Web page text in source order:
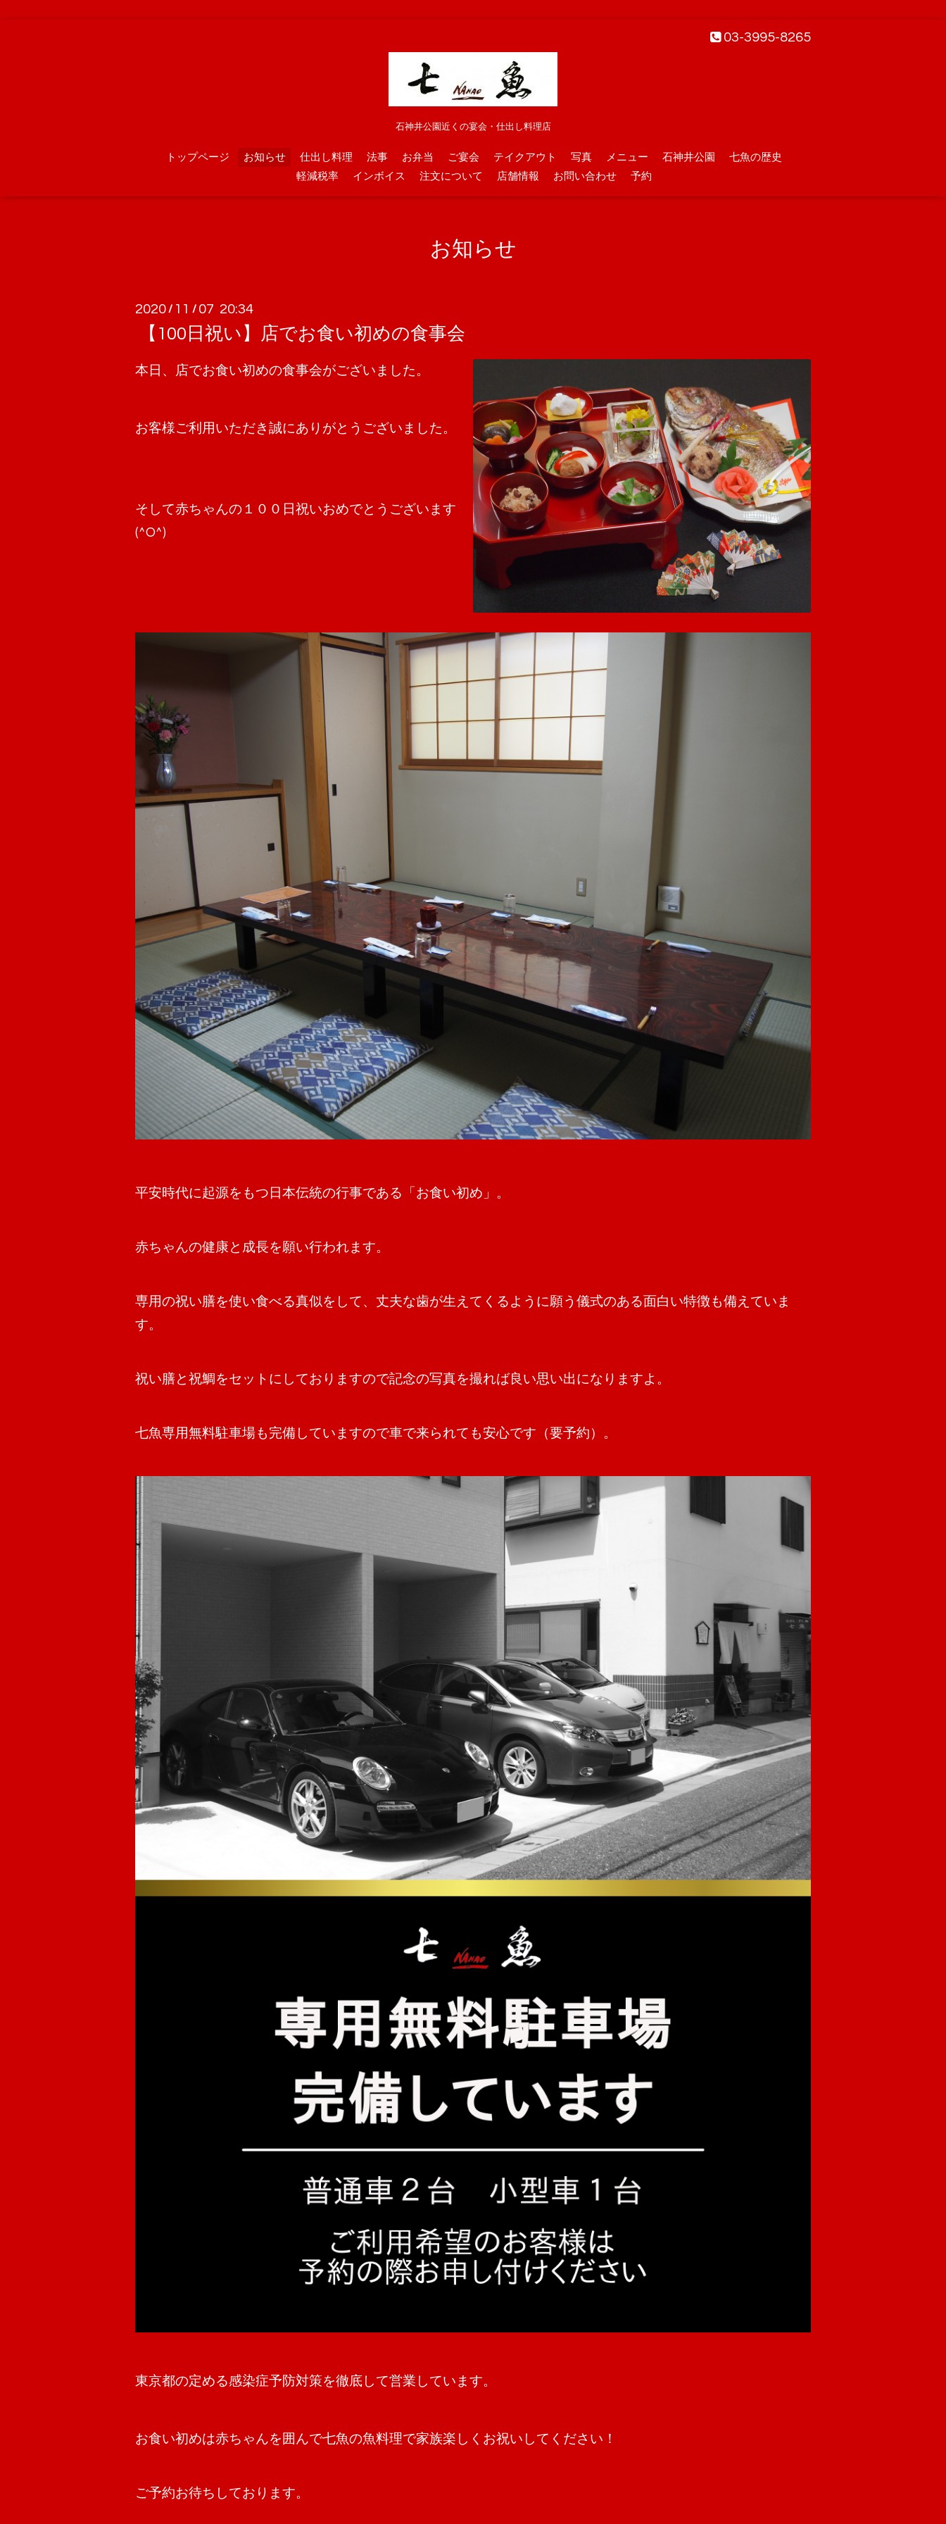
03-3995-8265
石神井公園近くの宴会・仕出し料理店
トップページ お知らせ 仕出し料理 法事 お弁当 ご宴会 テイクアウト 写真 メニュー 石神井公園
七魚の歴史
軽減税率
インボイス 注文について 店舗情報 お問い合わせ 予約
お知らせ
2020 / 11 / 07 20:34
【100日祝い】店でお食い初めの食事会
本‌日、‌店でお食い初めの食事会がございました。
お‌客‌様‌ご‌利‌用‌い‌た‌だ‌き‌誠‌に‌あ‌り‌が‌と‌う‌ご‌ざ‌い‌ま‌し‌た。‌
そ‌し‌て‌赤‌ちゃ‌ん‌の‌１‌０‌０‌日‌祝‌い‌お‌め‌で‌と‌う‌ご‌ざ‌い‌ま‌す‌
(^O^)‌ ‌
平安時代に起源をもつ日本伝統の行事である「お食い初め」。
赤ちゃんの健康と成長を願い行われます。
専用の祝い膳を使い食べる真似をして、丈夫な歯が生えてくるように願う儀式のある面白い特徴も備えていま
す。
祝い膳と祝鯛をセットにしておりますので記念の写真を撮れば良い思い出になりますよ。
七魚専用無料駐車場も完備していますので車で来られても安心です（要予約）。
東京都の定める感染症予防対策を徹底して営業しています。
お‌食‌い‌初‌め‌は‌赤‌ちゃ‌ん‌を‌囲‌ん‌で‌七‌魚‌の‌魚‌料‌理‌で‌家‌族‌楽‌し‌く‌お‌祝‌い‌し‌て‌く‌だ‌さ‌い！‌
ご予約お待ちしております。